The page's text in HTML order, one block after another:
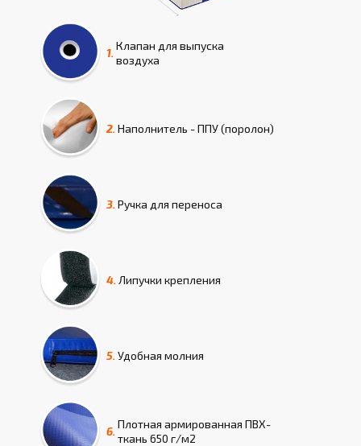
1.
Клапан для выпуска
воздуха
2. Наполнитель - ППУ (поролон)
3. Ручка для переноса
4. Липучки крепления
5. Удобная молния
6.
Плотная армированная ПВХ-
ткань 650 г/м2